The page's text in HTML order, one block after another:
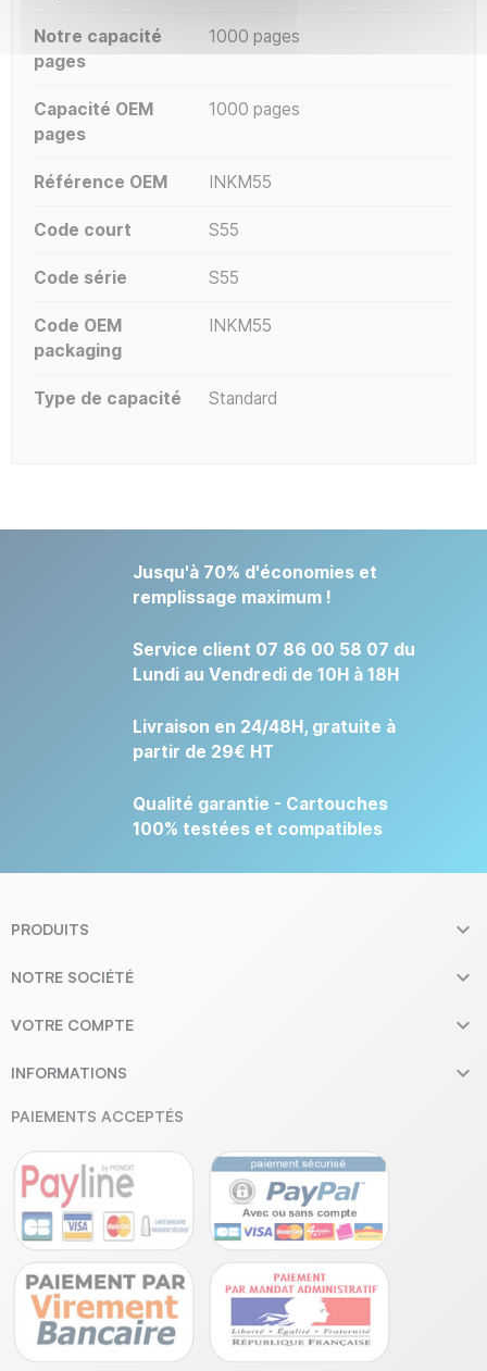
Notre capacité
pages
1000 pages
Capacité OEM
pages
1000 pages
Référence OEM INKM55
Code court S55
Code série S55
Code OEM
packaging
INKM55
Type de capacité Standard
Jusqu'à 70% d'économies et
remplissage maximum !
Service client 07 86 00 58 07 du
Lundi au Vendredi de 10H à 18H
Livraison en 24/48H, gratuite à
partir de 29€ HT
Qualité garantie - Cartouches
100% testées et compatibles
PRODUITS 
NOTRE SOCIÉTÉ 
VOTRE COMPTE 
INFORMATIONS 
PAIEMENTS ACCEPTÉS